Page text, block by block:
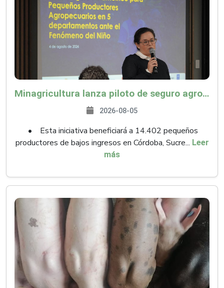
Minagricultura lanza piloto de seguro agropecuario por $9.625 millones para proteger a más de 14.000 pequeños productores contra riesgos del Fenómeno de El Niño
2026-08-05
• Esta iniciativa beneficiará a 14.402 pequeños
productores de bajos ingresos en Córdoba, Sucre... Leer
más